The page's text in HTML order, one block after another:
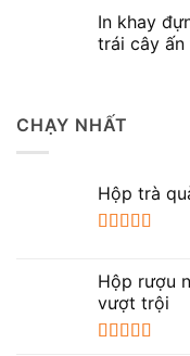
In khay
trái cây ấn
CHẠY NHẤT
Hộp trà
sao
Hộp rượu
vượt trội